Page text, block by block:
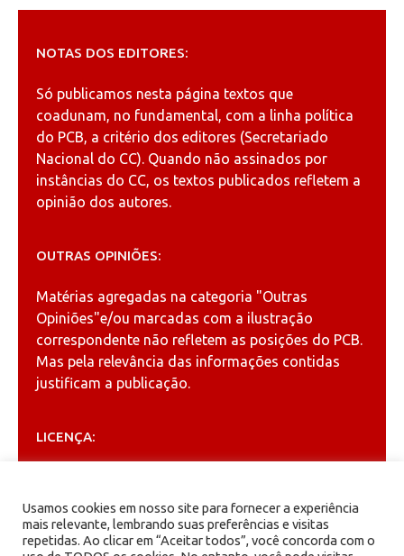
NOTAS DOS EDITORES:
Só publicamos nesta página textos que
coadunam, no fundamental, com a linha política
do PCB, a critério dos editores (Secretariado
Nacional do CC). Quando não assinados por
instâncias do CC, os textos publicados refletem a
opinião dos autores.
OUTRAS OPINIÕES:
Matérias agregadas na categoria "Outras
Opiniões"e/ou marcadas com a ilustração
correspondente não refletem as posições do PCB.
Mas pela relevância das informações contidas
justificam a publicação.
LICENÇA:
Creative Commons
ARQUIVOS
Usamos cookies em nosso site para fornecer a experiência
mais relevante, lembrando suas preferências e visitas
repetidas. Ao clicar em “Aceitar todos”, você concorda com o